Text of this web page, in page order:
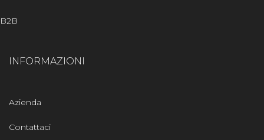
B2B
INFORMAZIONI
Azienda
Contattaci